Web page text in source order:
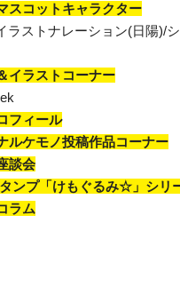
スコットキャラクター
ラストナレーション(日陽)/
イラストコーナー
フィール
ルケモノ投稿作品コーナー
談会
ンプ「けもぐるみ☆」シリ
ラム